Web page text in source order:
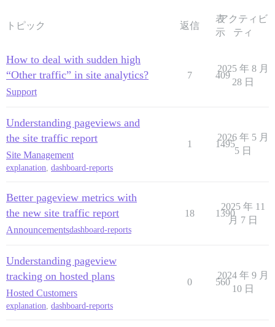
トピック 返信
表
示
アクティビ
ティ
How to deal with sudden high
“Other traffic” in site analytics?
Support
7 409
2025 年 8 月
28 日
Understanding pageviews and
the site traffic report
Site Management
explanation dashboard-reports
1 1495
2026 年 5 月
5 日
Better pageview metrics with
the new site traffic report
Announcementsdashboard-reports
18 1390
2025 年 11
月 7 日
Understanding pageview
tracking on hosted plans
Hosted Customers
explanation dashboard-reports
0 560
2024 年 9 月
10 日